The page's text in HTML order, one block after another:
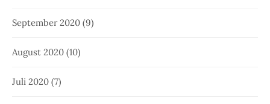
September 2020 (9)
August 2020 (10)
Juli 2020 (7)